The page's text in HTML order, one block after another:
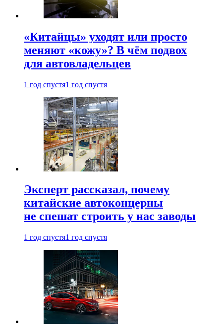
«Китайцы» уходят или просто
меняют «кожу»? В чём подвох
для автовладельцев
1 год спустя1 год спустя
Эксперт рассказал, почему
китайские автоконцерны
не спешат строить у нас заводы
1 год спустя1 год спустя